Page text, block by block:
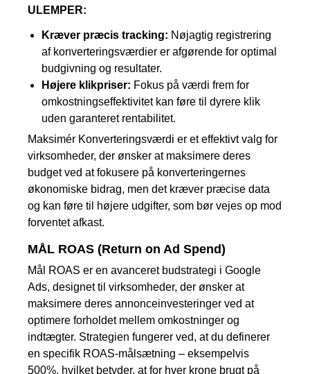
ULEMPER:
Kræver præcis tracking: Nøjagtig registrering
af konverteringsværdier er afgørende for optimal
budgivning og resultater.
Højere klikpriser: Fokus på værdi frem for
omkostningseffektivitet kan føre til dyrere klik
uden garanteret rentabilitet.
Maksimér Konverteringsværdi er et effektivt valg for
virksomheder, der ønsker at maksimere deres
budget ved at fokusere på konverteringernes
økonomiske bidrag, men det kræver præcise data
og kan føre til højere udgifter, som bør vejes op mod
forventet afkast.
MÅL ROAS (Return on Ad Spend)
Mål ROAS er en avanceret budstrategi i Google
Ads, designet til virksomheder, der ønsker at
maksimere deres annonceinvesteringer ved at
optimere forholdet mellem omkostninger og
indtægter. Strategien fungerer ved, at du definerer
en specifik ROAS-målsætning – eksempelvis
500%, hvilket betyder, at for hver krone brugt på